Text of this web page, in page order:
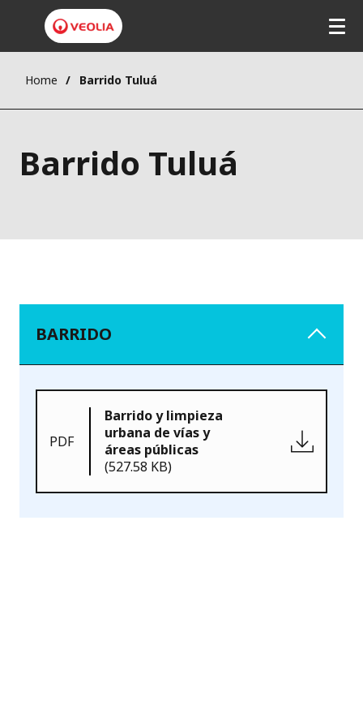
Home Barrido Tuluá
Barrido Tuluá
BARRIDO
PDF
Barrido y limpieza
urbana de vías y
áreas públicas
(527.58 KB)